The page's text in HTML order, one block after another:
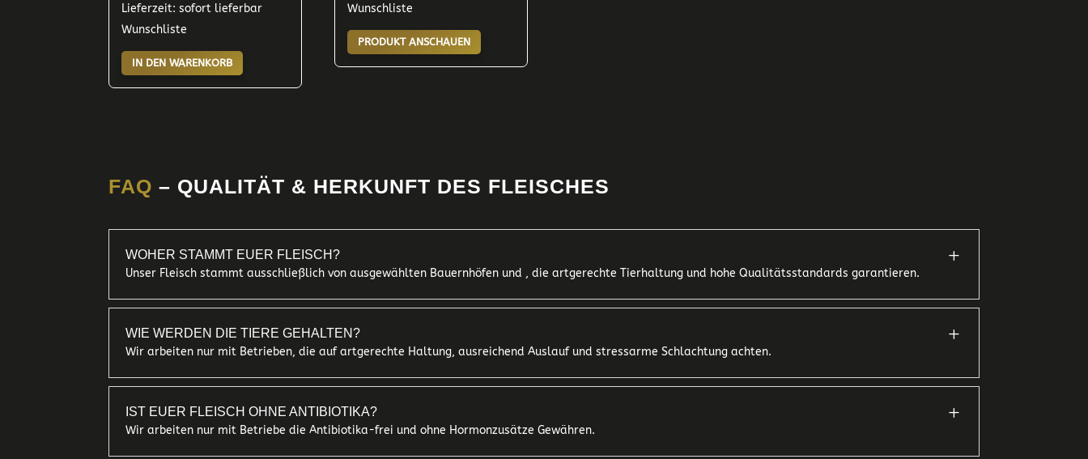
Lieferzeit: sofort lieferbar
Wunschliste
IN DEN WARENKORB
Wunschliste
PRODUKT ANSCHAUEN
FAQ – QUALITÄT & HERKUNFT DES FLEISCHES
WOHER STAMMT EUER FLEISCH? L
Unser Fleisch stammt ausschließlich von ausgewählten Bauernhöfen und , die artgerechte Tierhaltung und hohe Qualitätsstandards garantieren.
WIE WERDEN DIE TIERE GEHALTEN? L
Wir arbeiten nur mit Betrieben, die auf artgerechte Haltung, ausreichend Auslauf und stressarme Schlachtung achten.
IST EUER FLEISCH OHNE ANTIBIOTIKA? L
Wir arbeiten nur mit Betriebe die Antibiotika-frei und ohne Hormonzusätze Gewähren.